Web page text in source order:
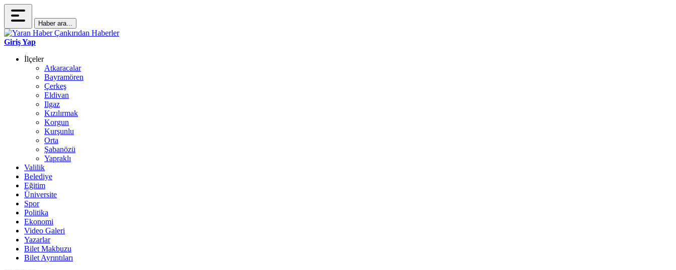
Haber ara...
Giriş Yap
İlçeler
Atkaracalar
Bayramören
Çerkeş
Eldivan
Ilgaz
Kızılırmak
Korgun
Kurşunlu
Orta
Şabanözü
Yapraklı
Valilik
Belediye
Eğitim
Üniversite
Spor
Politika
Ekonomi
Video Galeri
Yazarlar
Bilet Makbuzu
Bilet Ayrıntıları